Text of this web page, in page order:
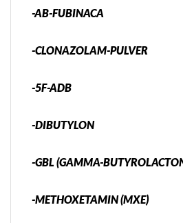
-AB-FUBINACA
-CLONAZOLAM-PULVER
-5F-ADB
-DIBUTYLON
-GBL (GAMMA-
-METHOXETAMIN (MXE)